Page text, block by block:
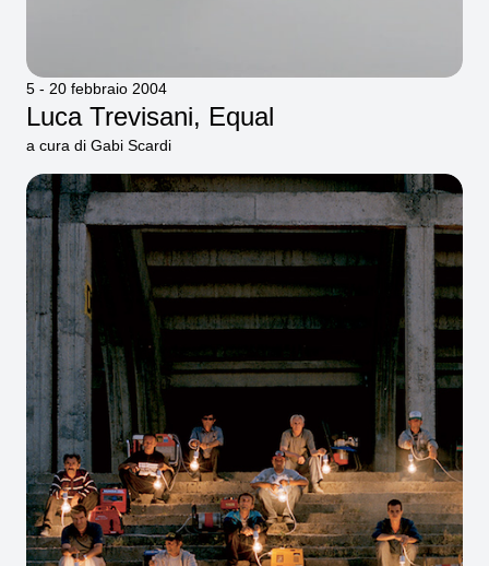
5 - 20 febbraio 2004
Luca Trevisani, Equal
a cura di Gabi Scardi